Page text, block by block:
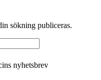
sökning publiceras.
nyhetsbrev